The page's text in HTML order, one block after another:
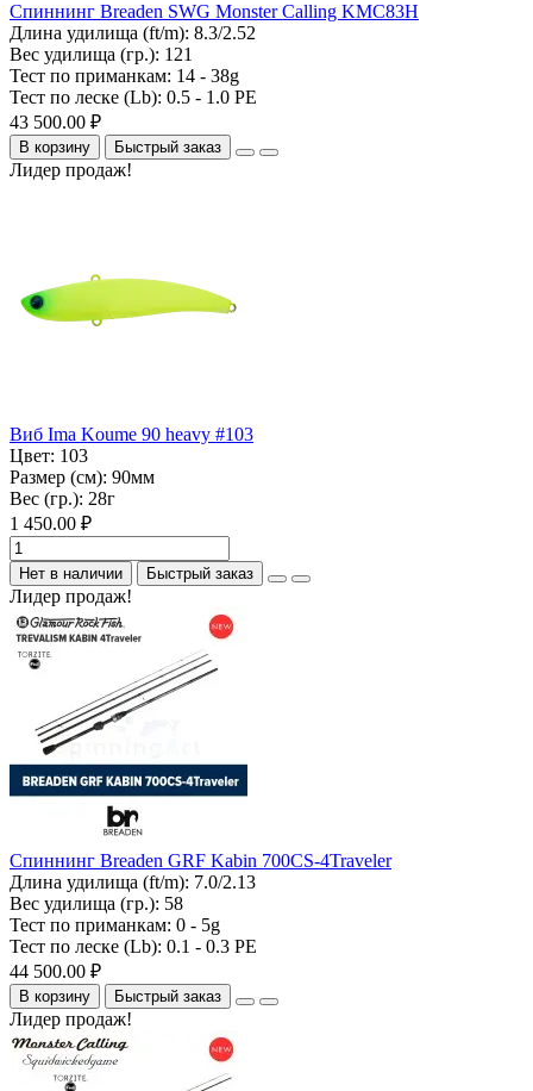
Спиннинг Breaden SWG Monster Calling KMC83H
Длина удилища (ft/m): 8.3/2.52
Вес удилища (гр.): 121
Тест по приманкам: 14 - 38g
Тест по леске (Lb): 0.5 - 1.0 PE
43 500.00 ₽
В корзину Быстрый заказ
Лидер продаж!
Виб Ima Koume 90 heavy #103
Цвет: 103
Размер (см): 90мм
Вес (гр.): 28г
1 450.00 ₽
Нет в наличии Быстрый заказ
Лидер продаж!
Спиннинг Breaden GRF Kabin 700CS-4Traveler
Длина удилища (ft/m): 7.0/2.13
Вес удилища (гр.): 58
Тест по приманкам: 0 - 5g
Тест по леске (Lb): 0.1 - 0.3 PE
44 500.00 ₽
В корзину Быстрый заказ
Лидер продаж!